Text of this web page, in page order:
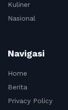
Kuliner
Nasional
Navigasi
Home
Berita
Privacy Policy